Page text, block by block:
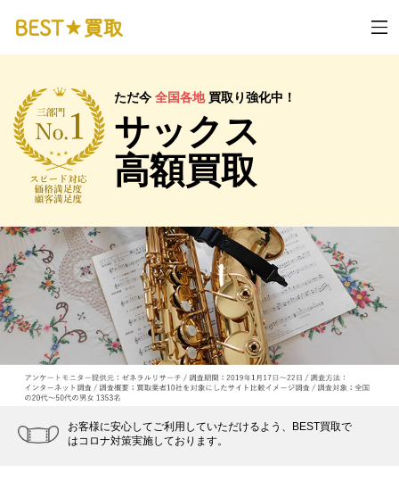
ただ今全国各地買取り強化中！
サックス
高額買取
お客様に安心してご利用していただけるよう、BEST買取で
はコロナ対策実施しております。